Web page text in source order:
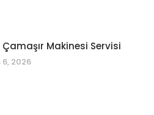
Çamaşır Makinesi Servisi
2026